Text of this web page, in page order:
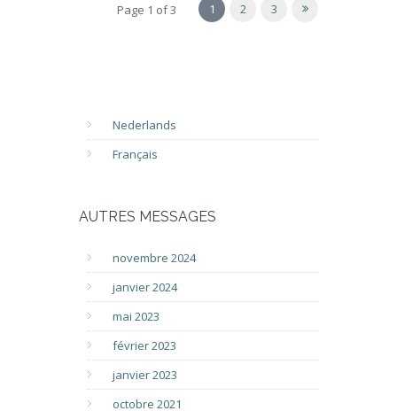
Page 1 of 3 1 2 3
Nederlands
Français
AUTRES MESSAGES
novembre 2024
janvier 2024
mai 2023
février 2023
janvier 2023
octobre 2021